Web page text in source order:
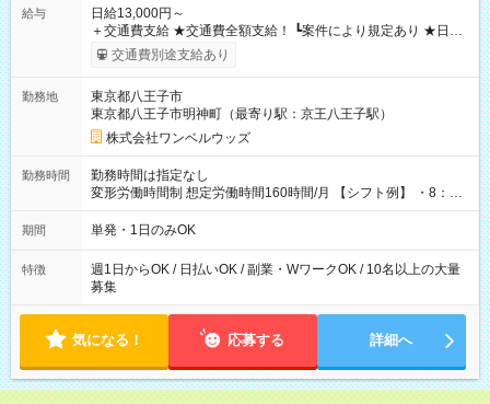
給与
日給13,000円～
＋交通費支給 ★交通費全額支給！ ┗案件により規定あり ★日払
いOK！（規定あり） ┗働いたその日に現金GET♪ お仕事後はコ
ンビニATMから 日払い分を引き落とせます！ 【試用期間】試
交通費別途支給あり
勤務地
東京都八王子市
東京都八王子市明神町（最寄り駅：京王八王子駅）
株式会社ワンベルウッズ
勤務時間
勤務時間は指定なし
変形労働時間制 想定労働時間160時間/月 【シフト例】 ・8：00
～21：00
期間 単発・1日のみOK
特徴
週1日からOK / 日払いOK / 副業・WワークOK / 10名以上の大量
募集
気になる！ 応募する 詳細へ